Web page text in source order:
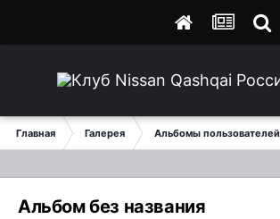
Главная Галерея Альбомы пользователей
Альбом без названия